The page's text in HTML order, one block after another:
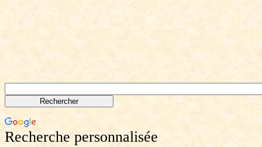
Recherche personnalisée